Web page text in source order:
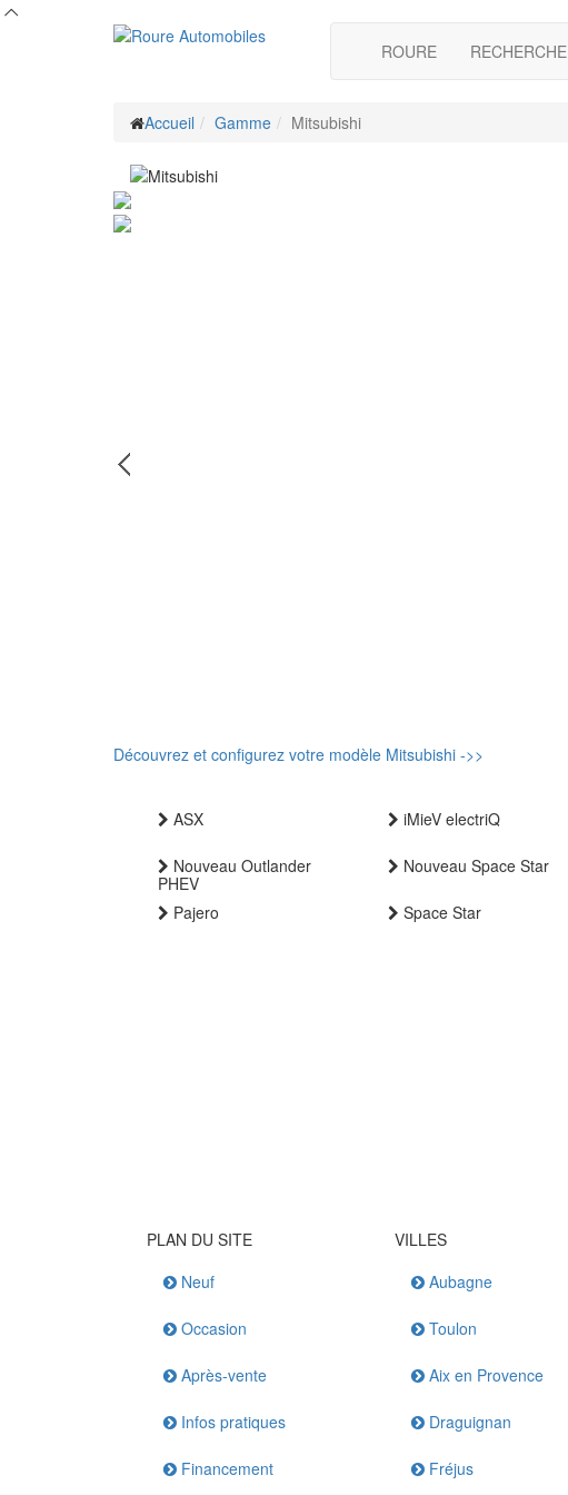
ROURE RECHERCHE
Accueil Gamme Mitsubishi
Découvrez et configurez votre modèle Mitsubishi ->>
ASX iMieV electriQ
Nouveau Outlander
PHEV
Nouveau Space Star
Pajero Space Star
PLAN DU SITE
Neuf
Occasion
Après-vente
Infos pratiques
Financement
VILLES
Aubagne
Toulon
Aix en Provence
Draguignan
Fréjus